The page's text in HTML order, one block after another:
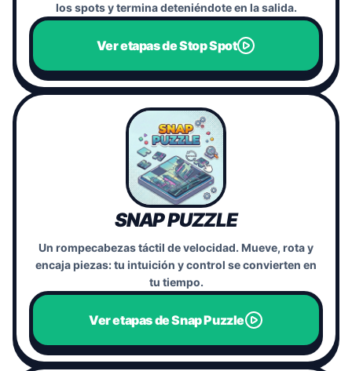
los spots y termina deteniéndote en la salida.
Ver etapas de Stop Spot
SNAP PUZZLE
Un rompecabezas táctil de velocidad. Mueve, rota y
encaja piezas: tu intuición y control se convierten en
tu tiempo.
Ver etapas de Snap Puzzle